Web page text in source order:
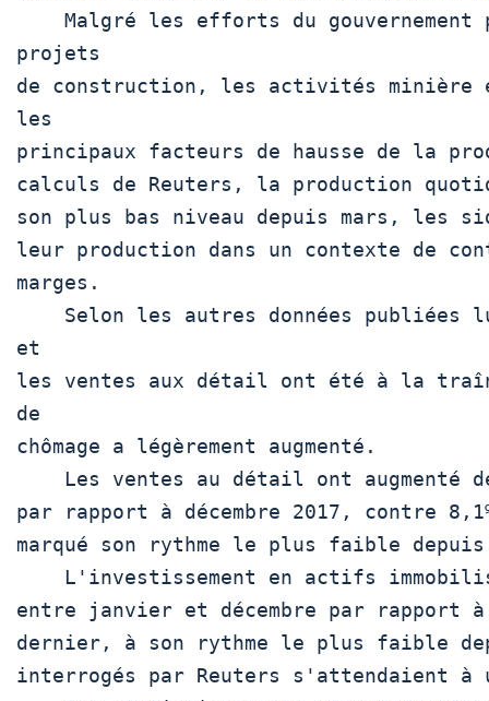
projets
de construction, les activités
les
principaux facteurs de hausse de la
calculs de Reuters, la production
son plus bas niveau depuis mars, les
leur production dans un contexte de
marges.
et
les ventes aux détail ont été à la
de
chômage a légèrement augmenté.
par rapport à décembre 2017, contre
marqué son rythme le plus faible depuis
entre janvier et décembre par rapport
dernier, à son rythme le plus faible
interrogés par Reuters s'attendaient à